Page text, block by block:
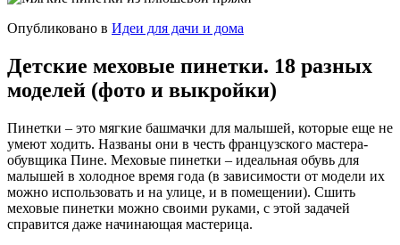
Опубликовано в Идеи для дачи и дома
Детские меховые пинетки. 18 разных
моделей (фото и выкройки)
Пинетки – это мягкие башмачки для малышей, которые еще не
умеют ходить. Названы они в честь французского мастера-
обувщика Пине. Меховые пинетки – идеальная обувь для
малышей в холодное время года (в зависимости от модели их
можно использовать и на улице, и в помещении). Сшить
меховые пинетки можно своими руками, с этой задачей
справится даже начинающая мастерица.